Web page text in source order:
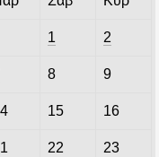
1 2
8 9
15 16
22 23